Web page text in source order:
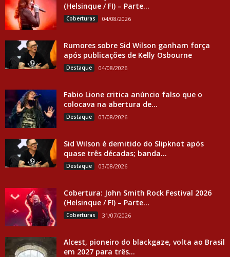
(Helsinque / FI) – Parte...
Coberturas 04/08/2026
Rumores sobre Sid Wilson ganham força
após publicações de Kelly Osbourne
Destaque 04/08/2026
Fabio Lione critica anúncio falso que o
colocava na abertura de...
Destaque 03/08/2026
Sid Wilson é demitido do Slipknot após
quase três décadas; banda...
Destaque 03/08/2026
Cobertura: John Smith Rock Festival 2026
(Helsinque / FI) – Parte...
Coberturas 31/07/2026
Alcest, pioneiro do blackgaze, volta ao Brasil
em 2027 para três...